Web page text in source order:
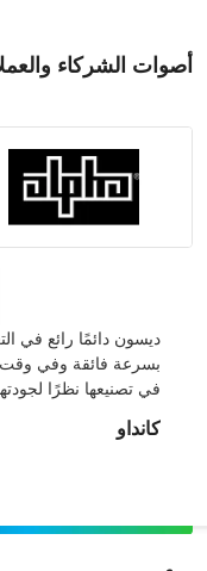
أصوات الشركاء
ديسون دائمًا رائع في
بسرعة فائقة وفي وقت
في تصنيعها نظرًا
كانداو